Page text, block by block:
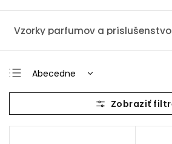
Vzorky parfumov a príslušenstvo
Abecedne
Najlacnejšie
Najdrahšie